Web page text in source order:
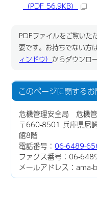
（PDF 56.9KB）
PDFファイルをご覧い
要です。お持ちでない方
ィンドウ） からダウンロ
このページに関する
危機管理安全局 危機
〒660-8501 兵庫県尼
館8階
電話番号：06-6489-
ファクス番号：06-
メールアドレス：